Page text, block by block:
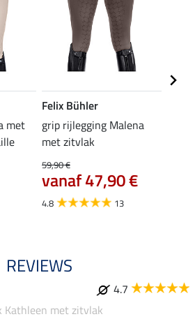
met
Felix Bühler
grip rijlegging Malena
met zitvlak
59,90 €
vanaf 47,90 €
4.8 13
REVIEWS
4.7
Kathleen met zitvlak